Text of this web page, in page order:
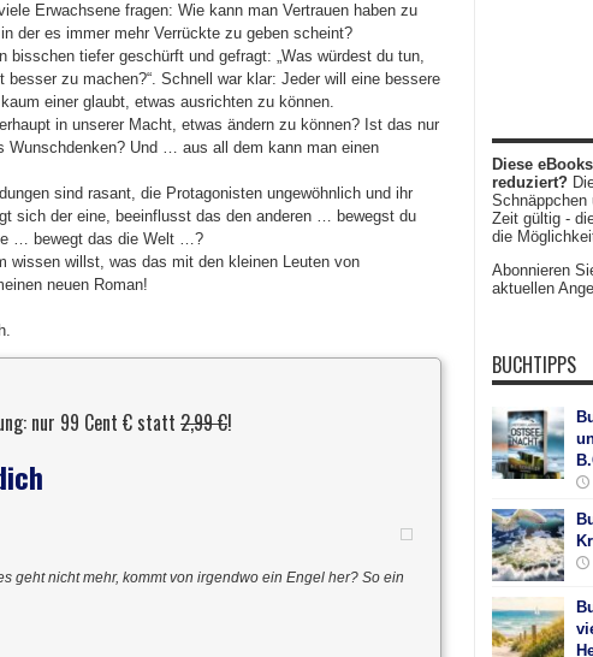
Erwachsene fragen: Wie kann man Vertrauen haben zu
der es immer mehr Verrückte zu geben scheint?
bisschen tiefer geschürft und gefragt: „Was würdest du tun,
besser zu machen?“. Schnell war klar: Jeder will eine bessere
einer glaubt, etwas ausrichten zu können.
in unserer Macht, etwas ändern zu können? Ist das nur
Wunschdenken? Und … aus all dem kann man einen
sind rasant, die Protagonisten ungewöhnlich und ihr
sich der eine, beeinflusst das den anderen … bewegst du
… bewegt das die Welt …?
wissen willst, was das mit den kleinen Leuten von
neuen Roman!
nur 99 Cent € statt 2,99 €!
geht nicht mehr, kommt von irgendwo ein Engel her? So ein
Diese
reduziert?
Zeit gültig -
die
Abonnieren
aktuellen
BUCHTIPPS